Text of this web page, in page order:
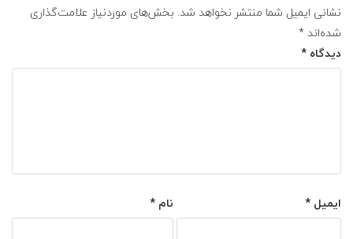
نشانی ایمیل شما منتشر نخواهد شد. بخش‌های موردنیاز علامت‌گذاری
شده‌اند *
دیدگاه *
نام* ایمیل*